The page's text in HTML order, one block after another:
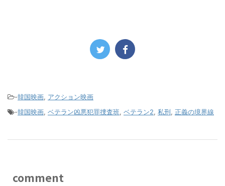
-韓国映画, アクション映画
-韓国映画, ベテラン凶悪犯罪捜査班, ベテラン2, 私刑, 正義の境界線
comment